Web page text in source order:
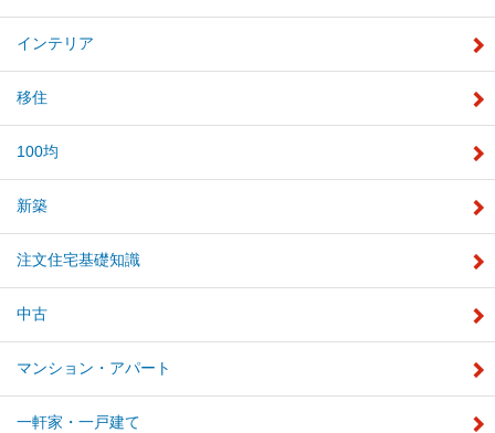
インテリア
移住
100均
新築
注文住宅基礎知識
中古
マンション・アパート
一軒家・一戸建て